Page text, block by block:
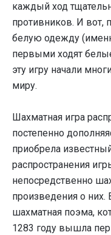
каждый ход
противников. И вот,
белую одежду
первыми ходят
эту игру начали
миру.
Шахматная игра
постепенно
приобрела
распространения
непосредственно
произведения о них.
шахматная поэма,
1283 году вышла